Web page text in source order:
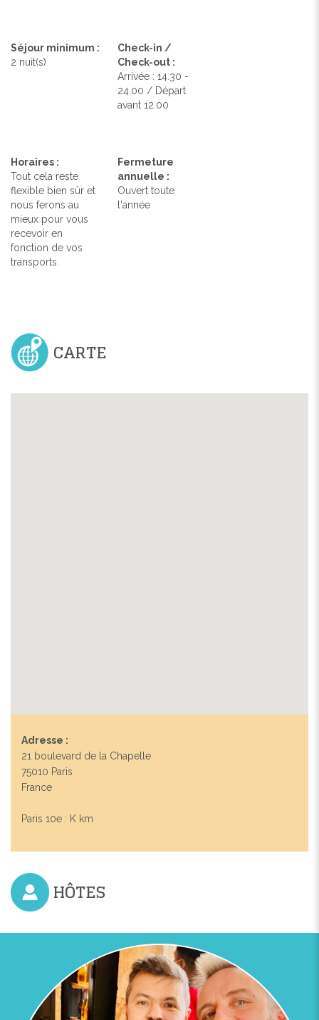
Séjour minimum :
2 nuit(s)
Check-in /
Check-out :
Arrivée : 14.30 -
24.00 / Départ
avant 12.00
Horaires :
Tout cela reste
flexible bien sûr et
nous ferons au
mieux pour vous
recevoir en
fonction de vos
transports.
Fermeture
annuelle :
Ouvert toute
l'année
CARTE
Adresse :
21 boulevard de la Chapelle
75010 Paris
France
Paris 10e : K km
HÔTES